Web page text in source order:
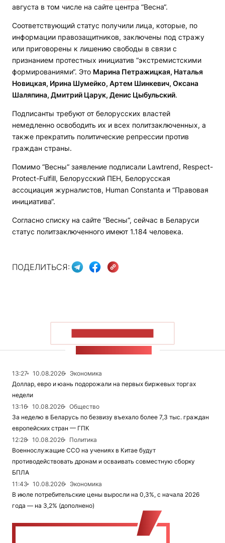
августа в том числе на сайте центра “Весна“.
Соответствующий статус получили лица, которые, по
информации правозащитников, заключены под стражу
или приговорены к лишению свободы в связи с
признанием протестных инициатив “экстремистскими
формированиями“. Это Марина Петражицкая, Наталья
Новицкая, Ирина Шумейко, Артем Шинкевич, Оксана
Шаляпина, Дмитрий Царук, Денис Цыбульский.
Подписанты требуют от белорусских властей
немедленно освободить их и всех политзаключенных, а
также прекратить политические репрессии против
граждан страны.
Помимо “Весны“ заявление подписали Lawtrend, Respect-
Protect-Fulfill, Белорусский ПЕН, Белорусская
ассоциация журналистов, Human Constanta и “Правовая
инициатива“.
Согласно списку на сайте “Весны“, сейчас в Беларуси
статус политзаключенного имеют 1.184 человека.
ПОДЕЛИТЬСЯ:
13:27 10.08.2026
Экономика
Доллар, евро и юань подорожали на первых биржевых торгах
недели
13:16
10.08.2026
Общество
За неделю в Беларусь по безвизу въехало более 7,3 тыс. граждан
европейских стран — ГПК
12:28
10.08.2026
Политика
Военнослужащие ССО на учениях в Китае будут
противодействовать дронам и осваивать совместную сборку
БПЛА
11:43
10.08.2026
Экономика
В июле потребительские цены выросли на 0,3%, с начала 2026
года — на 3,2% (дополнено)